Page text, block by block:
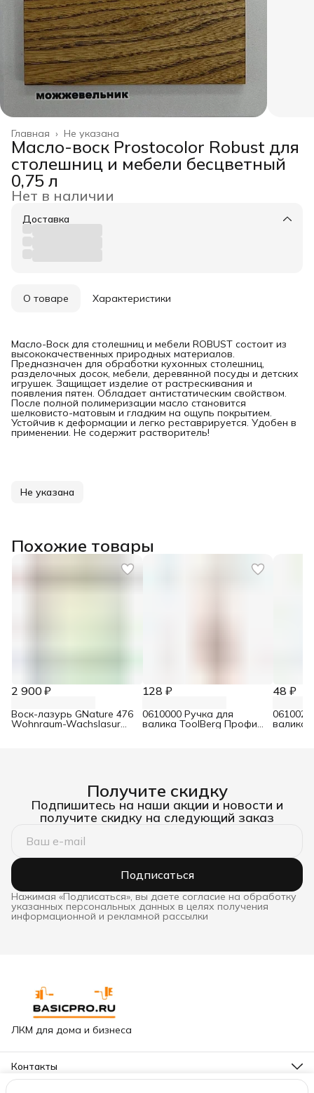
Не указана
Главная ›
Масло-воск Prostocolor Robust для
столешниц и мебели бесцветный
0,75 л
Нет в наличии
Доставка
О товаре Характеристики
Масло-Воск для столешниц и мебели ROBUST состоит из
высококачественных природных материалов.
Предназначен для обработки кухонных столешниц,
разделочных досок, мебели, деревянной посуды и детских
игрушек. Защищает изделие от растрескивания и
появления пятен. Обладает антистатическим свойством.
После полной полимеризации масло становится
шелковисто-матовым и гладким на ощупь покрытием.
Устойчив к деформации и легко реставрируется. Удобен в
применении. Не содержит растворитель!
Не указана
Похожие товары
2 900 ₽
Воск-лазурь GNature 476
Wohnraum-Wachslasur
128 ₽
0610000 Ручка для
валика ToolBerg Профи
48 ₽
валика
Получите скидку
Подпишитесь на наши акции и новости и
получите скидку на следующий заказ
Подписаться
Нажимая «Подписаться», вы даете согласие на обработку
указанных персональных данных в целях получения
информационной и рекламной рассылки
ЛКМ для дома и бизнеса
Контакты
Адрес